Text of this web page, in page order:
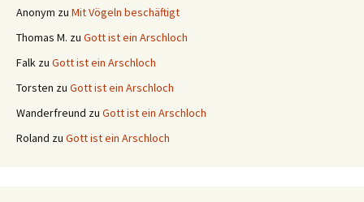
Anonym zu Mit Vögeln beschäftigt
Thomas M. zu Gott ist ein Arschloch
Falk zu Gott ist ein Arschloch
Torsten zu Gott ist ein Arschloch
Wanderfreund zu Gott ist ein Arschloch
Roland zu Gott ist ein Arschloch